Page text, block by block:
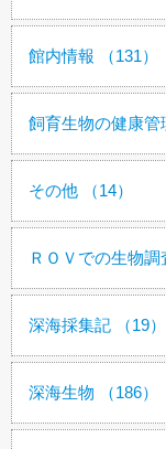
館内情報 （131）
飼育生物の健康管
その他 （14）
ＲＯＶでの生物調
深海採集記 （19）
深海生物 （186）